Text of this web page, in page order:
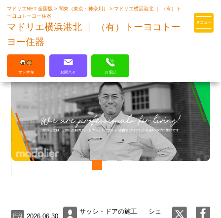
マドリエはLIXILの厳しい基準を
マドリエNET 全国版> 関東（東京・神奈川）>マドリエ横浜港北 ｜ （有）ト
ーヨコトーヨー住器
マドリエ横浜港北 ｜ （有）トーヨコトー
ヨー住器
マド本舗 お問合せ お電話
2026.06.30
サッシ・ドアの施工
シェ